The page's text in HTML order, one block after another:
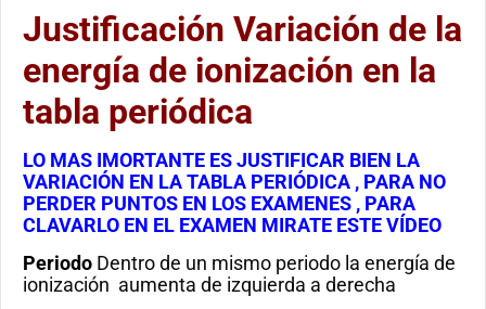
Justificación Variación de la
energía de ionización en la
tabla periódica
LO MAS IMORTANTE ES JUSTIFICAR BIEN LA
VARIACIÓN EN LA TABLA PERIÓDICA , PARA NO
PERDER PUNTOS EN LOS EXAMENES , PARA
CLAVARLO EN EL EXAMEN MIRATE ESTE VÍDEO
Periodo Dentro de un mismo periodo la energía de
ionización aumenta de izquierda a derecha